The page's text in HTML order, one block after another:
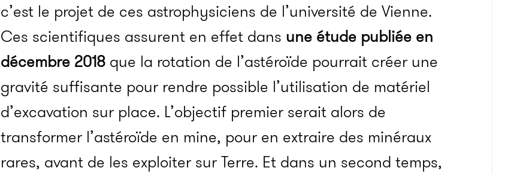
c’est le projet de ces astrophysiciens de l’université de Vienne.
Ces scientifiques assurent en effet dans une étude publiée en
décembre 2018 que la rotation de l’astéroïde pourrait créer une
gravité suffisante pour rendre possible l’utilisation de matériel
d’excavation sur place. L’objectif premier serait alors de
transformer l’astéroïde en mine, pour en extraire des minéraux
rares, avant de les exploiter sur Terre. Et dans un second temps,